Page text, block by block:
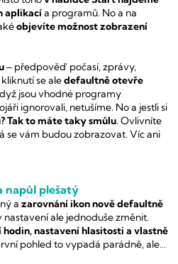
aplikacía programů. No a na
objevíte možnost zobrazení
‒ předpověď počasí, zprávy,
se aledefaultně otevře
jsou vhodné programy
ignorovali, netušíme. No a jestli si
Tak to máte taky smůlu. Ovlivníte
se vám budou zobrazovat. Víc ani
napůl plešatý
a zarovnání ikon nově defaultně
nastavení ale jednoduše změnit.
nastavení hlasitosti a vlastně
pohled to vypadá parádně, ale…